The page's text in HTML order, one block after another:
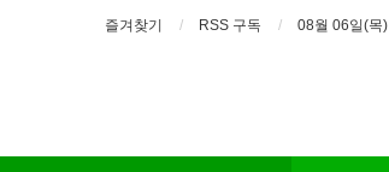
즐겨찾기 RSS 구독 08월 06일(목)